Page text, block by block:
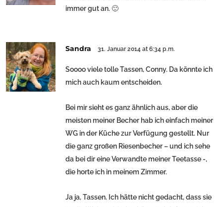
immer gut an. 🙂
Sandra 31. Januar 2014 at 6:34 p.m.
Soooo viele tolle Tassen, Conny. Da könnte ich
mich auch kaum entscheiden.
Bei mir sieht es ganz ähnlich aus, aber die
meisten meiner Becher hab ich einfach meiner
WG in der Küche zur Verfügung gestellt. Nur
die ganz großen Riesenbecher – und ich sehe
da bei dir eine Verwandte meiner Teetasse -,
die horte ich in meinem Zimmer.
Ja ja, Tassen. Ich hätte nicht gedacht, dass sie